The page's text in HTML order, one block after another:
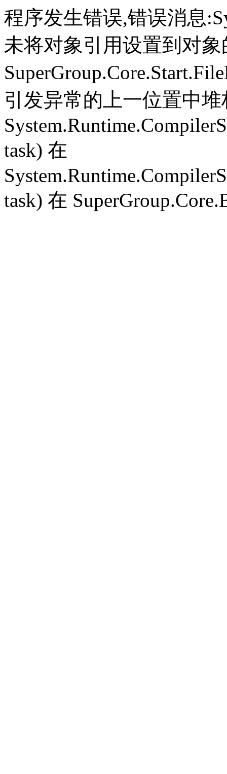
程序发生错误,错误消息
未将对象引用设置到对
引发异常的上一位置中
task) 在
task) 在